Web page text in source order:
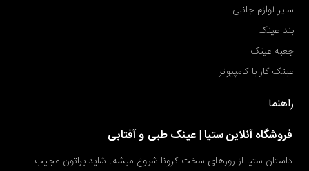
سایر لوازم جانبی
بند عینک
جعبه عینک
عینک کار با کامپیوتر
راهنما
فروشگاه آنلاین ستیا | عینک طبی و آفتابی
داستان ستیا از روزهای سخت کرونا شروع میشه. شاید براتون عجیب